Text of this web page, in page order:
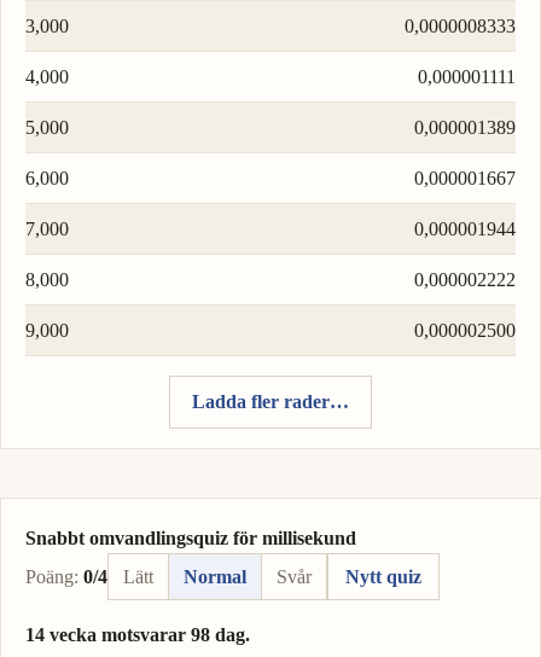
3,000 0,0000008333
4,000 0,000001111
5,000 0,000001389
6,000 0,000001667
7,000 0,000001944
8,000 0,000002222
9,000 0,000002500
Ladda fler rader…
Snabbt omvandlingsquiz för millisekund
Poäng: 0/4 Lätt Normal Svår Nytt quiz
14 vecka motsvarar 98 dag.